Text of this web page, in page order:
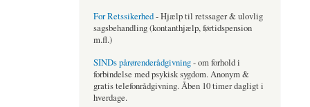
For Retssikerhed- Hjælp til retssager & ulovlig
sagsbehandling (kontanthjælp, førtidspension
m.fl.)
SINDs pårørenderådgivning- om forhold i
forbindelse med psykisk sygdom. Anonym &
gratis telefonrådgivning. Åben 10 timer dagligt i
hverdage.